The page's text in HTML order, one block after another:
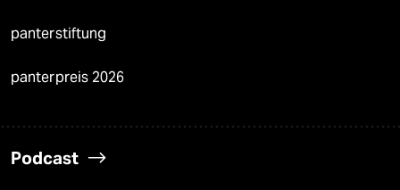
panterstiftung
panterpreis 2026
Podcast